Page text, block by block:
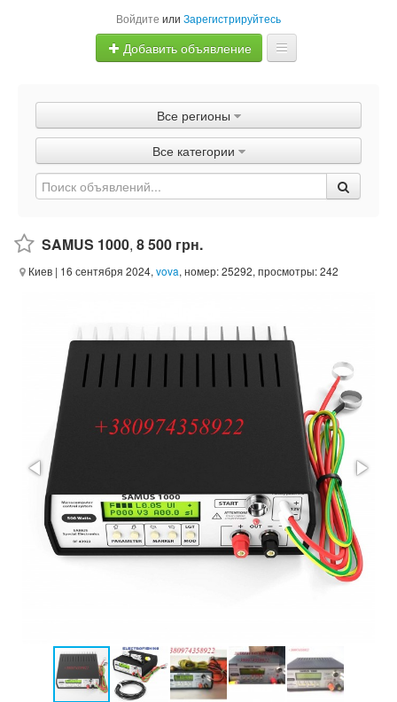
Войдите или Зарегистрируйтесь
Добавить объявление
Объявления
Быстрая продажа
Все регионы
Все категории
SAMUS 1000, 8 500 грн.
Киев | 16 сентября 2024, vova, номер: 25292, просмотры: 242